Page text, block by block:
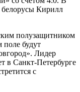
белорусы Кирилл
полузащитником
поле будут
Лидер
в Санкт-Петербурге
с